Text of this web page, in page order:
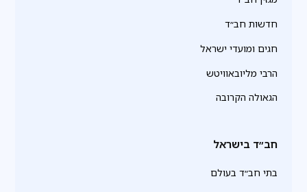
חדשות חב״ד
חגים ומועדי ישראל
הרבי מליובאוויטש
הגאולה הקרובה
חב״ד בישראל
בתי חב״ד בעולם